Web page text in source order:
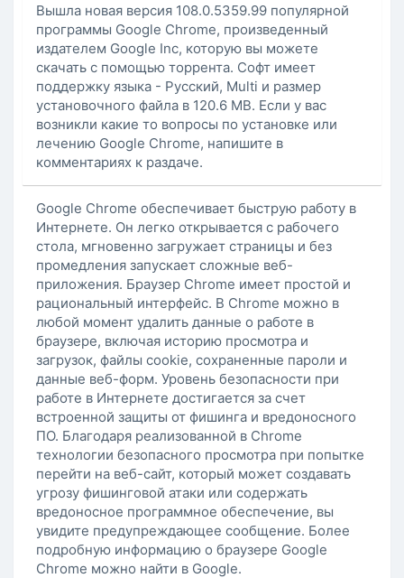
Вышла новая версия 108.0.5359.99 популярной
программы Google Chrome, произведенный
издателем Google Inc, которую вы можете
скачать с помощью торрента. Софт имеет
поддержку языка - Русский, Multi и размер
установочного файла в 120.6 MB. Если у вас
возникли какие то вопросы по установке или
лечению Google Chrome, напишите в
комментариях к раздаче.
Google Chrome обеспечивает быструю работу в
Интернете. Он легко открывается с рабочего
стола, мгновенно загружает страницы и без
промедления запускает сложные веб-
приложения. Браузер Chrome имеет простой и
рациональный интерфейс. В Chrome можно в
любой момент удалить данные о работе в
браузере, включая историю просмотра и
загрузок, файлы cookie, сохраненные пароли и
данные веб-форм. Уровень безопасности при
работе в Интернете достигается за счет
встроенной защиты от фишинга и вредоносного
ПО. Благодаря реализованной в Chrome
технологии безопасного просмотра при попытке
перейти на веб-сайт, который может создавать
угрозу фишинговой атаки или содержать
вредоносное программное обеспечение, вы
увидите предупреждающее сообщение. Более
подробную информацию о браузере Google
Chrome можно найти в Google.